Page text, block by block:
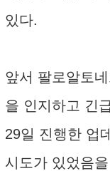
있다.
앞서 팔로알토
을 인지하고 긴
29일 진행한 업
시도가 있었음